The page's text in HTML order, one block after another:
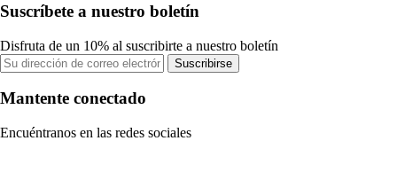
Suscríbete a nuestro boletín
Disfruta de un 10% al suscribirte a nuestro boletín
Suscribirse
Mantente conectado
Encuéntranos en las redes sociales